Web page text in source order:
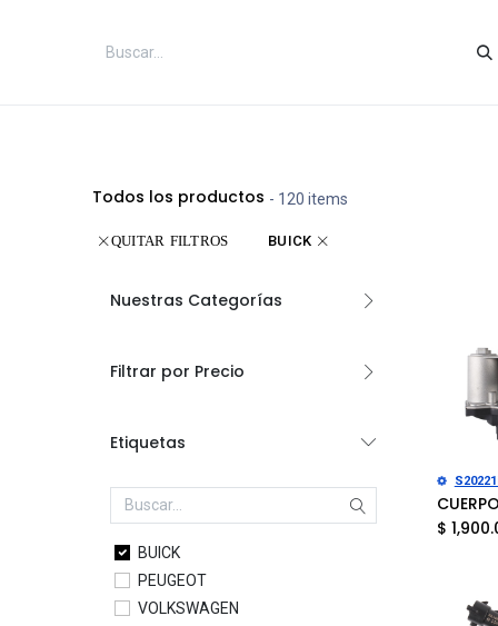
Todos los productos - 120 items
QUITAR FILTROS BUICK
Nuestras Categorías
Filtrar por Precio
Etiquetas
BUICK
PEUGEOT
VOLKSWAGEN
$